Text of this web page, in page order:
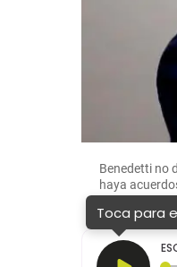
Benedetti no
haya
Toca para